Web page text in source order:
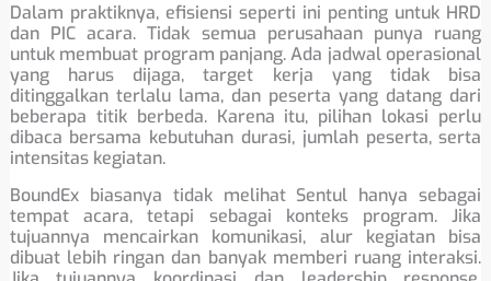
Dalam praktiknya, efisiensi seperti ini penting untuk HRD
dan PIC acara. Tidak semua perusahaan punya ruang
untuk membuat program panjang. Ada jadwal operasional
yang harus dijaga, target kerja yang tidak bisa
ditinggalkan terlalu lama, dan peserta yang datang dari
beberapa titik berbeda. Karena itu, pilihan lokasi perlu
dibaca bersama kebutuhan durasi, jumlah peserta, serta
intensitas kegiatan.
BoundEx biasanya tidak melihat Sentul hanya sebagai
tempat acara, tetapi sebagai konteks program. Jika
tujuannya mencairkan komunikasi, alur kegiatan bisa
dibuat lebih ringan dan banyak memberi ruang interaksi.